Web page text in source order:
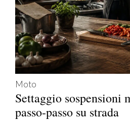
Moto
Settaggio sospensioni
passo-passo su strada